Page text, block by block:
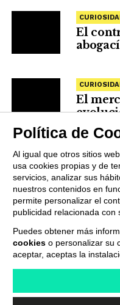
El
El
QUIENES SOMOS
TERMINOS Y
Política de
Al igual que otros sitios
usa cookies propias y de
servicios, analizar sus
nuestros contenidos en
permite personalizar el
publicidad relacionada con
Puedes obtener más
cookies o personalizar su
aceptar, aceptas la